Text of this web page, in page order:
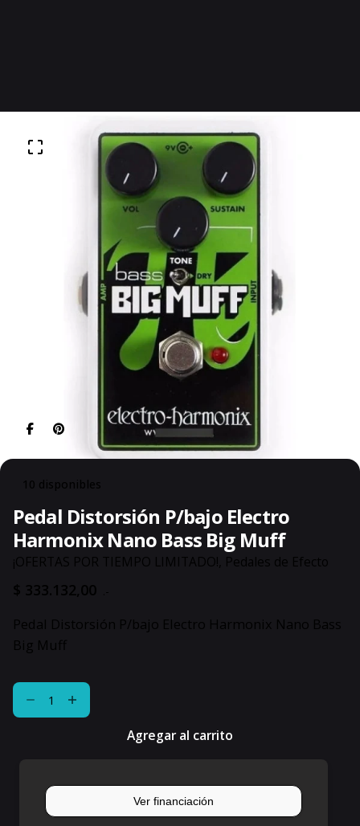
10 disponibles
Pedal Distorsión P/bajo Electro
Harmonix Nano Bass Big Muff
¡OFERTAS POR TIEMPO LIMITADO! Pedales de Efecto
$ 333.132,00 .-
Pedal Distorsión P/bajo Electro Harmonix Nano Bass
Big Muff
Pedal
Distorsión
Agregar al carrito